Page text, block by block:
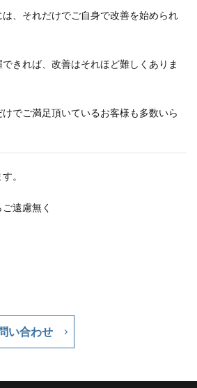
、それだけでご自身で改善を始められ
きれば、改善はそれほど難しくありま
でご満足頂いているお客様も多数いら
。
遠慮無く
い合わせ